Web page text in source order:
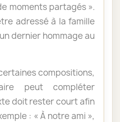
moments partagés ».
adressé à la famille
dernier hommage au
compositions,
peut compléter
doit rester court afin
: « À notre ami »,